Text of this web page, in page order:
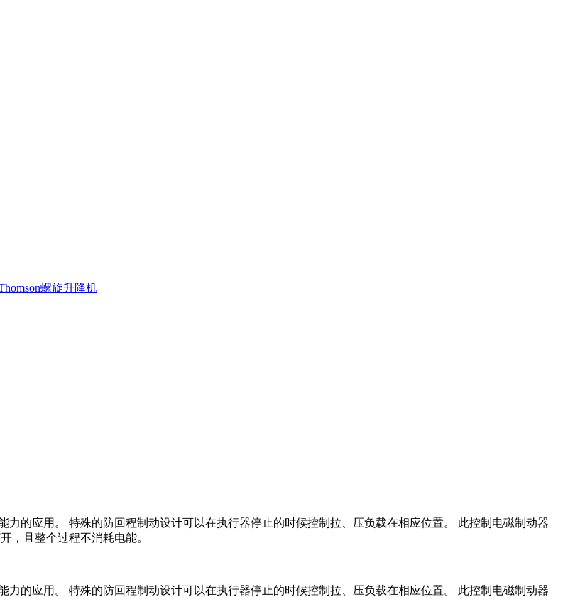
螺旋升降机
力的应用。 特殊的防回程制动设计可以在执行器停止的时候控制拉、压负载在相应位置。 此控制电磁制动器
，且整个过程不消耗电能。
力的应用。 特殊的防回程制动设计可以在执行器停止的时候控制拉、压负载在相应位置。 此控制电磁制动器